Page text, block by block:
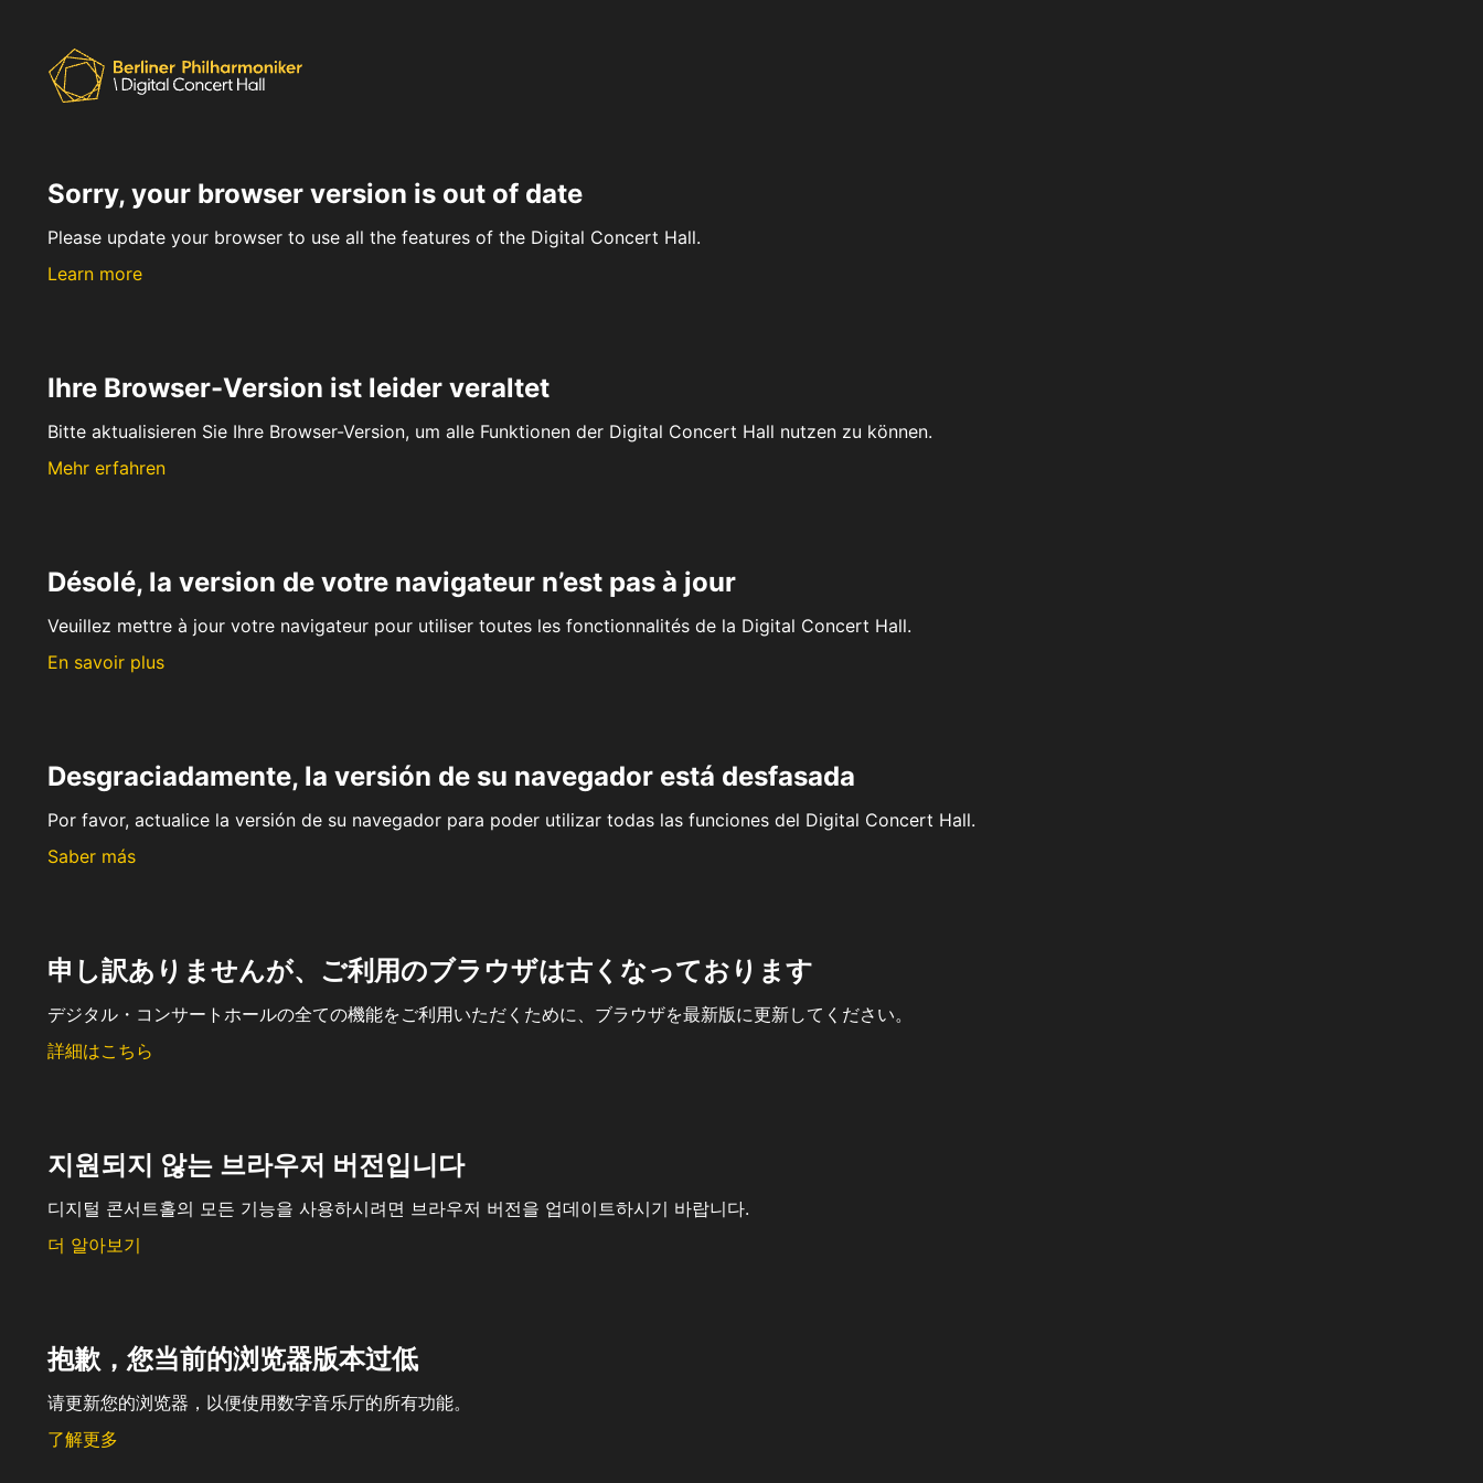
Sorry, your browser version is out of date
Please update your browser to use all the features of the Digital Concert Hall.
Learn more
Ihre Browser-Version ist leider veraltet
Bitte aktualisieren Sie Ihre Browser-Version, um alle Funktionen der Digital Concert Hall nutzen zu können.
Mehr erfahren
Désolé, la version de votre navigateur n’est pas à jour
Veuillez mettre à jour votre navigateur pour utiliser toutes les fonctionnalités de la Digital Concert Hall.
En savoir plus
Desgraciadamente, la versión de su navegador está desfasada
Por favor, actualice la versión de su navegador para poder utilizar todas las funciones del Digital Concert Hall.
Saber más
申し訳ありませんが、ご利用のブラウザは古くなっております
デジタル・コンサートホールの全ての機能をご利用いただくために、ブラウザを最新版に更新してください。
詳細はこちら
지원되지 않는 브라우저 버전입니다
디지털 콘서트홀의 모든 기능을 사용하시려면 브라우저 버전을 업데이트하시기 바랍니다.
더 알아보기
抱歉，您当前的浏览器版本过低
请更新您的浏览器，以便使用数字音乐厅的所有功能。
了解更多